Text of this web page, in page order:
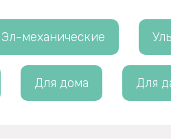
Эл-механические
Для дома Для